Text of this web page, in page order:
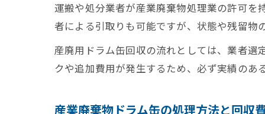
運搬や処分業者が産業廃棄物処理業の許可を
者による引取りも可能ですが、状態や残留物
産廃用ドラム缶回収の流れとしては、業者
クや追加費用が発生するため、必ず実績のあ
産業廃棄物ドラム缶の処理方法と回収